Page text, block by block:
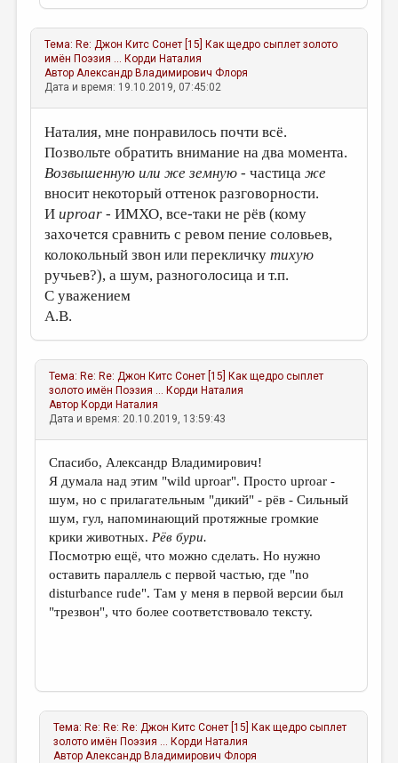
Тема: Re: Джон Китс Сонет [15] Как щедро сыплет золото
имён Поэзия ... Корди Наталия
АвторАлександр Владимирович Флоря
Дата и время: 19.10.2019, 07:45:02
Наталия, мне понравилось почти всё.
Позвольте обратить внимание на два момента.
Возвышенную или же земную - частицаже
вносит некоторый оттенок разговорности.
Иuproar - ИМХО, все-таки не рёв (кому
захочется сравнить с ревом пение соловьев,
колокольный звон или перекличкутихую
ручьев?), а шум, разноголосица и т.п.
С уважением
А.В.
Тема: Re: Re: Джон Китс Сонет [15] Как щедро сыплет
золото имён Поэзия ... Корди Наталия
Автор Корди Наталия
Дата и время: 20.10.2019, 13:59:43
Спасибо, Александр Владимирович!
Я думала над этим "wild uproar". Просто uproar -
шум, но с прилагательным "дикий" - рёв - Сильный
шум, гул, напоминающий протяжные громкие
крики животных. Рёв бури.
Посмотрю ещё, что можно сделать. Но нужно
оставить параллель с первой частью, где "no
disturbance rude". Там у меня в первой версии был
"трезвон", что более соответствовало тексту.
Тема: Re: Re: Re: Джон Китс Сонет [15] Как щедро сыплет
золото имён Поэзия ... Корди Наталия
АвторАлександр Владимирович Флоря